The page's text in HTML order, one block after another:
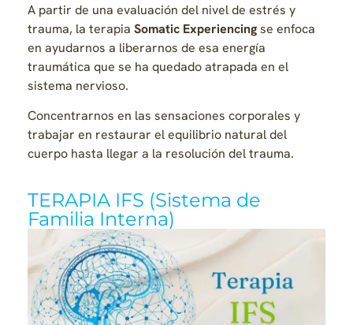
A partir de una evaluación del nivel de estrés y
trauma, la terapia Somatic Experiencingse enfoca
en ayudarnos a liberarnos de esa energía
traumática que se ha quedado atrapada en el
sistema nervioso.
Concentrarnos en las sensaciones corporales y
trabajar en restaurar el equilibrio natural del
cuerpo hasta llegar a la resolución del trauma.
TERAPIA IFS (Sistema de
Familia Interna)